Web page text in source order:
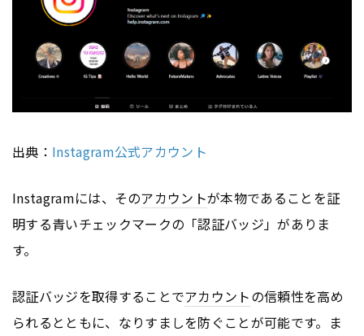
出典： Instagram公式アカウント
Instagramには、そのアカウントが本物であることを証
明する青いチェックマークの「認証バッジ」がありま
す。
認証バッジを取得することでアカウントの信頼性を高め
られるとともに、なりすましを防ぐことが可能です。ま